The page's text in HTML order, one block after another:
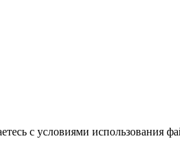
с условиями использования